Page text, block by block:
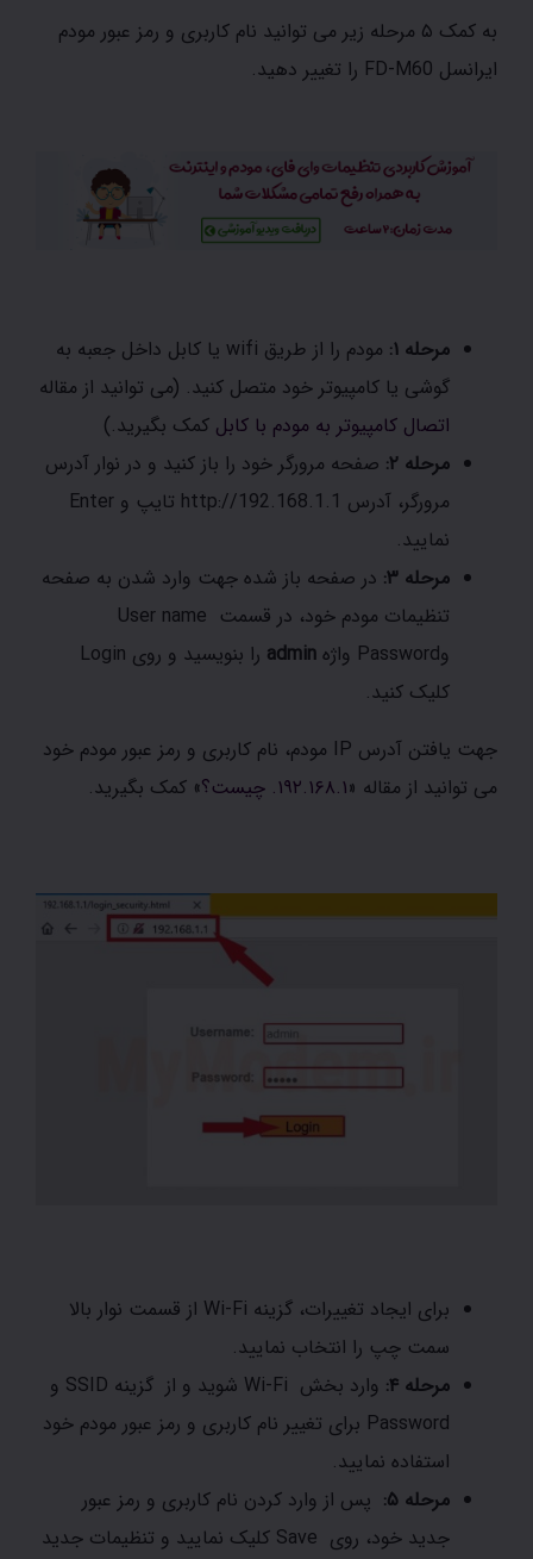
به کمک ۵ مرحله زیر می توانید نام کاربری و رمز عبور مودم
ایرانسل FD-M60 را تغییر دهید.
مرحله ۱:
مودم را از طریق wifi یا کابل داخل جعبه به
گوشی یا کامپیوتر خود متصل کنید. (می توانید از مقاله
اتصال کامپیوتر به مودم با کابل کمک بگیرید.)
مرحله ۲:
صفحه مرورگر خود را باز کنید و در نوار آدرس
مرورگر، آدرس http://192.168.1.1 تایپ و Enter
نمایید.
مرحله ۳:
در صفحه باز شده جهت وارد شدن به صفحه
تنظیمات مودم خود، در قسمت User name
وPassword واژه
admin
را بنویسید و روی Login
کلیک کنید.
جهت یافتن آدرس IP مودم، نام کاربری و رمز عبور مودم خود
می توانید از مقاله «۱۹۲.۱۶۸.۱. چیست؟ » کمک بگیرید.
برای ایجاد تغییرات، گزینه Wi-Fi از قسمت نوار بالا
سمت چپ را انتخاب نمایید.
مرحله ۴:
وارد بخش Wi-Fi شوید و از گزینه SSID و
Password برای تغییر نام کاربری و رمز عبور مودم خود
استفاده نمایید.
مرحله ۵:
پس از وارد کردن نام کاربری و رمز عبور
جدید خود، روی Save کلیک نمایید و تنظیمات جدید